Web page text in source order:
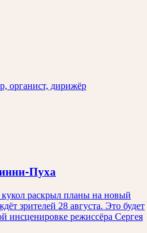
органист, дирижёр
Пуха
кукол раскрыл планы на новый
зрителей 28 августа. Это будет
инсценировке режиссёра Сергея